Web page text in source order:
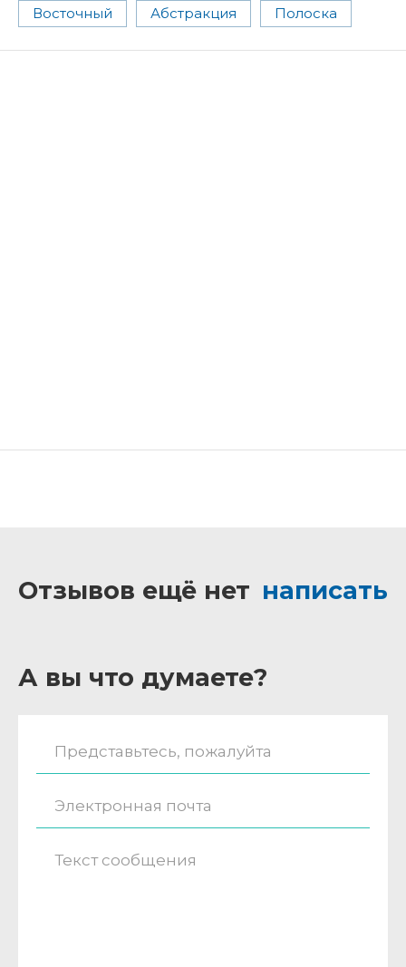
Восточный Абстракция Полоска
Отзывов ещё нет написать
А вы что думаете?